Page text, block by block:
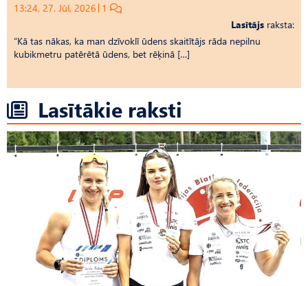
13:24, 27. Jūl, 2026 1
Lasītājs raksta:
“Kā tas nākas, ka man dzīvoklī ūdens skaitītājs rāda nepilnu
kubikmetru patērētā ūdens, bet rēķinā […]
Lasītākie raksti